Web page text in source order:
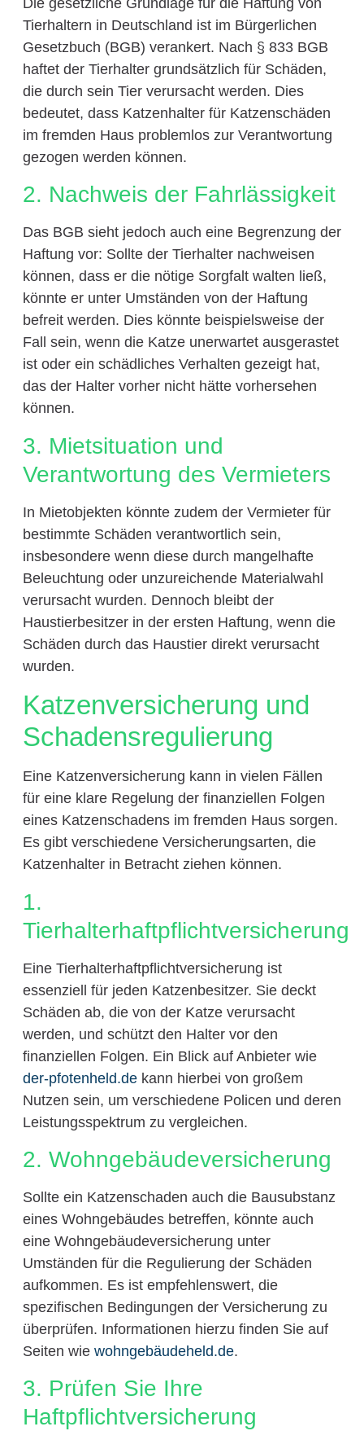
Die gesetzliche Grundlage für die Haftung von
Tierhaltern in Deutschland ist im Bürgerlichen
Gesetzbuch (BGB) verankert. Nach § 833 BGB
haftet der Tierhalter grundsätzlich für Schäden,
die durch sein Tier verursacht werden. Dies
bedeutet, dass Katzenhalter für Katzenschäden
im fremden Haus problemlos zur Verantwortung
gezogen werden können.
2. Nachweis der Fahrlässigkeit
Das BGB sieht jedoch auch eine Begrenzung der
Haftung vor: Sollte der Tierhalter nachweisen
können, dass er die nötige Sorgfalt walten ließ,
könnte er unter Umständen von der Haftung
befreit werden. Dies könnte beispielsweise der
Fall sein, wenn die Katze unerwartet ausgerastet
ist oder ein schädliches Verhalten gezeigt hat,
das der Halter vorher nicht hätte vorhersehen
können.
3. Mietsituation und
Verantwortung des Vermieters
In Mietobjekten könnte zudem der Vermieter für
bestimmte Schäden verantwortlich sein,
insbesondere wenn diese durch mangelhafte
Beleuchtung oder unzureichende Materialwahl
verursacht wurden. Dennoch bleibt der
Haustierbesitzer in der ersten Haftung, wenn die
Schäden durch das Haustier direkt verursacht
wurden.
Katzenversicherung und
Schadensregulierung
Eine Katzenversicherung kann in vielen Fällen
für eine klare Regelung der finanziellen Folgen
eines Katzenschadens im fremden Haus sorgen.
Es gibt verschiedene Versicherungsarten, die
Katzenhalter in Betracht ziehen können.
1.
Tierhalterhaftpflichtversicherung
Eine Tierhalterhaftpflichtversicherung ist
essenziell für jeden Katzenbesitzer. Sie deckt
Schäden ab, die von der Katze verursacht
werden, und schützt den Halter vor den
finanziellen Folgen. Ein Blick auf Anbieter wie
der-pfotenheld.dekann hierbei von großem
Nutzen sein, um verschiedene Policen und deren
Leistungsspektrum zu vergleichen.
2. Wohngebäudeversicherung
Sollte ein Katzenschaden auch die Bausubstanz
eines Wohngebäudes betreffen, könnte auch
eine Wohngebäudeversicherung unter
Umständen für die Regulierung der Schäden
aufkommen. Es ist empfehlenswert, die
spezifischen Bedingungen der Versicherung zu
überprüfen. Informationen hierzu finden Sie auf
Seiten wie wohngebäudeheld.de.
3. Prüfen Sie Ihre
Haftpflichtversicherung